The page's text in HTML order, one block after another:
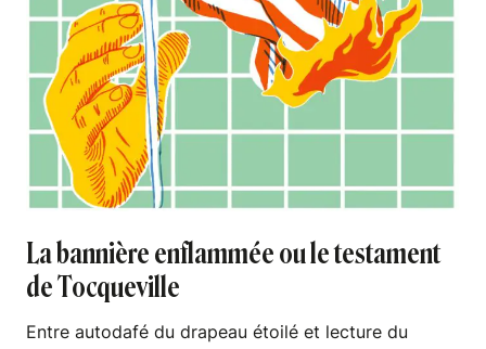
La bannière enflammée ou le testament
de Tocqueville
Entre autodafé du drapeau étoilé et lecture du